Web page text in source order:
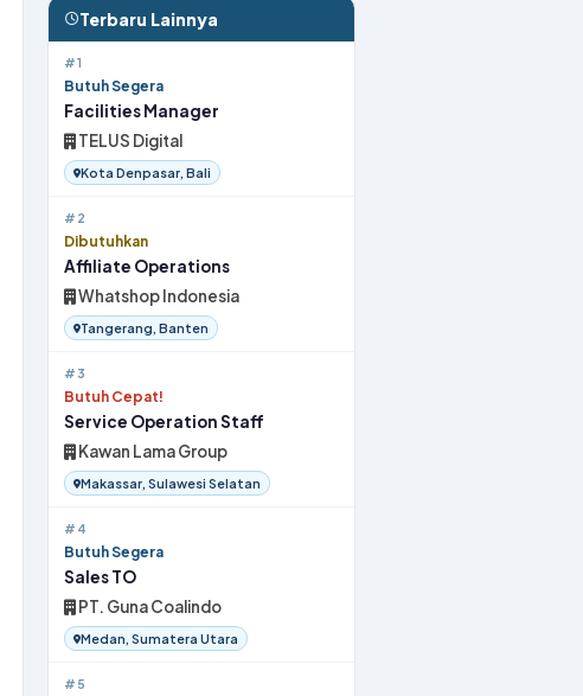
Terbaru Lainnya
#1
Butuh Segera
Facilities Manager
TELUS Digital
Kota Denpasar, Bali
#2
Dibutuhkan
Affiliate Operations
Whatshop Indonesia
Tangerang, Banten
#3
Butuh Cepat!
Service Operation Staff
Kawan Lama Group
Makassar, Sulawesi Selatan
#4
Butuh Segera
Sales TO
PT. Guna Coalindo
Medan, Sumatera Utara
#5